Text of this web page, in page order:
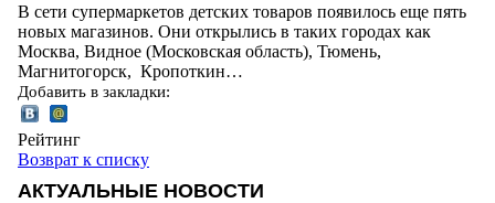
В сети супермаркетов детских товаров появилось еще пять
новых магазинов. Они открылись в таких городах как
Москва, Видное (Московская область), Тюмень,
Магнитогорск, Кропоткин…
Добавить в закладки:
Рейтинг
Возврат к списку
АКТУАЛЬНЫЕ НОВОСТИ